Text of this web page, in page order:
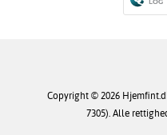
Copyright © 2026
7305). Alle